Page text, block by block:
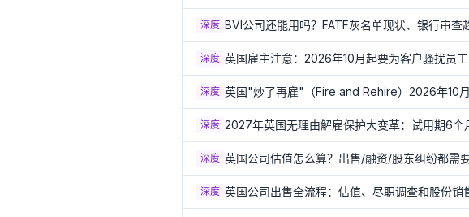
深度 BVI公司还能用吗？FATF灰名单现状、银行审
深度 英国雇主注意：2026年10月起要为客户骚扰员
深度 英国"炒了再雇"（Fire and Rehire）2026年10
深度 2027年英国无理由解雇保护大变革：试用期6
深度 英国公司估值怎么算？出售/融资/股东纠纷都需
深度 英国公司出售全流程：估值、尽职调查和股份销